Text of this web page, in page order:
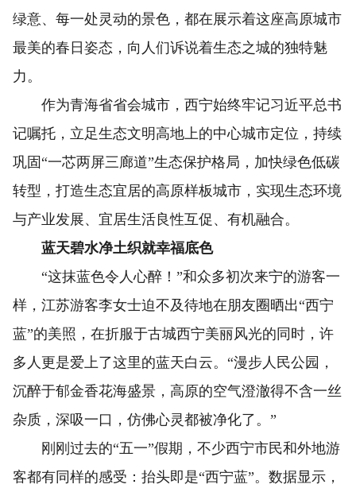
绿意、每一处灵动的景色，都在展示着这座高原城市
最美的春日姿态，向人们诉说着生态之城的独特魅
力。
作为青海省省会城市，西宁始终牢记习近平总书
记嘱托，立足生态文明高地上的中心城市定位，持续
巩固“一芯两屏三廊道”生态保护格局，加快绿色低碳
转型，打造生态宜居的高原样板城市，实现生态环境
与产业发展、宜居生活良性互促、有机融合。
蓝天碧水净土织就幸福底色
“这抹蓝色令人心醉！”和众多初次来宁的游客一
样，江苏游客李女士迫不及待地在朋友圈晒出“西宁
蓝”的美照，在折服于古城西宁美丽风光的同时，许
多人更是爱上了这里的蓝天白云。“漫步人民公园，
沉醉于郁金香花海盛景，高原的空气澄澈得不含一丝
杂质，深吸一口，仿佛心灵都被净化了。”
刚刚过去的“五一”假期，不少西宁市民和外地游
客都有同样的感受：抬头即是“西宁蓝”。数据显示，